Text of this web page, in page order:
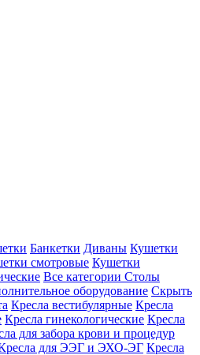
Банкетки Диваны Кушетки
смотровые Кушетки
Все категории Столы
оборудование Скрыть
Кресла вестибулярные Кресла
Кресла гинекологические Кресла
для забора крови и процедур
для ЭЭГ и ЭХО-ЭГ Кресла